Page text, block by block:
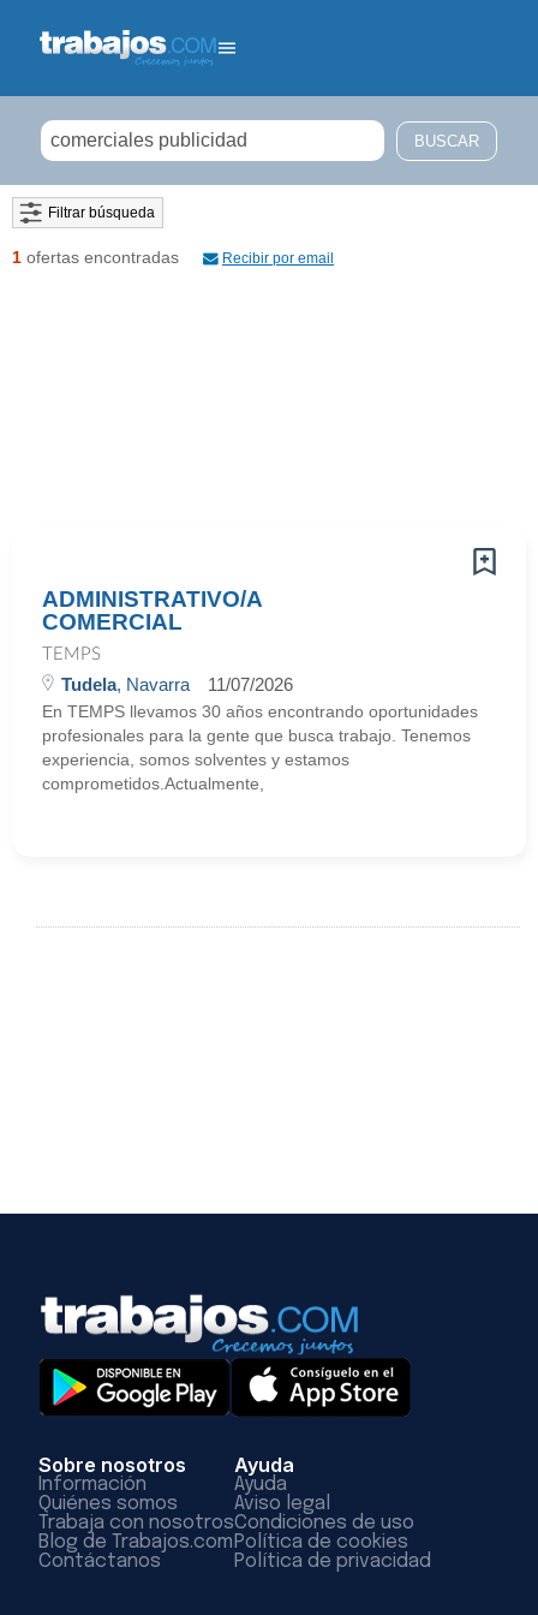
Filtrar búsqueda
1 ofertas encontradas Recibir por email
ADMINISTRATIVO/A
COMERCIAL
TEMPS
Tudela, Navarra 11/07/2026
En TEMPS llevamos 30 años encontrando oportunidades
profesionales para la gente que busca trabajo. Tenemos
experiencia, somos solventes y estamos
comprometidos.Actualmente,
Sobre nosotros
Información
Quiénes somos
Trabaja con nosotros
Blog de Trabajos.com
Contáctanos
Ayuda
Ayuda
Aviso legal
Condiciones de uso
Política de cookies
Política de privacidad